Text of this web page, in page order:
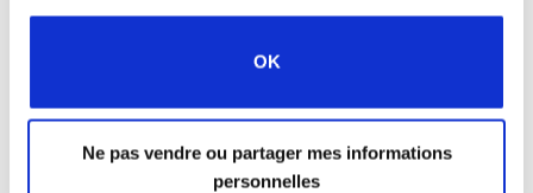
OK
Ne pas vendre ou partager mes informations
personnelles
INSCRIVEZ-VOUS À PRAYERLINE
Prénom: